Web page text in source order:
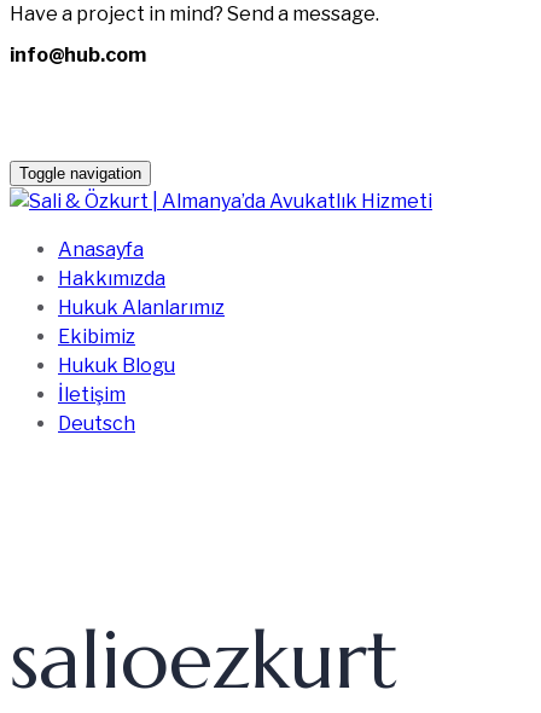
Have a project in mind? Send a message.
info@hub.com
Toggle navigation
Anasayfa
Hakkımızda
Hukuk Alanlarımız
Ekibimiz
Hukuk Blogu
İletişim
Deutsch
salioezkurt